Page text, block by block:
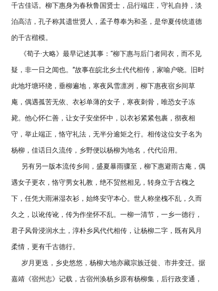
千古佳话。柳下惠身为春秋鲁国贤士，品行端庄，守礼自持，淡
泊高洁，孔子称其遗世贤人，孟子尊奉为和圣，是华夏传统道德
的千古楷模。
《荀子·大略》最早记述其事：“柳下惠与后门者同衣，而不见
疑，非一日之闻也。”故事在皖北乡土代代相传，家喻户晓。旧时
此地圩塘环绕，垂柳遍地，寒夜风雪凛冽，柳下惠夜宿乡间草
庵，偶遇孤苦无依、衣衫单薄的女子，寒夜刺骨，唯恐女子冻
毙。他心怀仁善，让女子安坐怀中，以衣衫紧紧包裹，彻夜相
守，举止端正，恪守礼法，无半分逾矩之行。相传这位女子名为
杨柳，佳话日久流传，乡野便以杨柳为地名，代代沿用。
另有另一版本流传乡间，盛夏暴雨骤至，柳下惠避雨古庵，偶
遇女子更衣，恪守男女礼教，绝不贸然相见，转身立于古槐之
下，任凭大雨淋湿衣衫，始终安守本心。世人称坐槐不乱，久而
久之，以讹传讹，传为作坐怀不乱。一柳一清节，一乡一德行，
君子风骨浸润水土，淳朴乡风代代相传，让杨柳二字，既有风月
柔情，更有千古德行。
岁月更迭，乡史悠悠，杨柳大地亦藏宗族迁徙、市井变迁。据
嘉靖《宿州志》记载，古宿州涣杨乡原有杨柳集，后行政变通，